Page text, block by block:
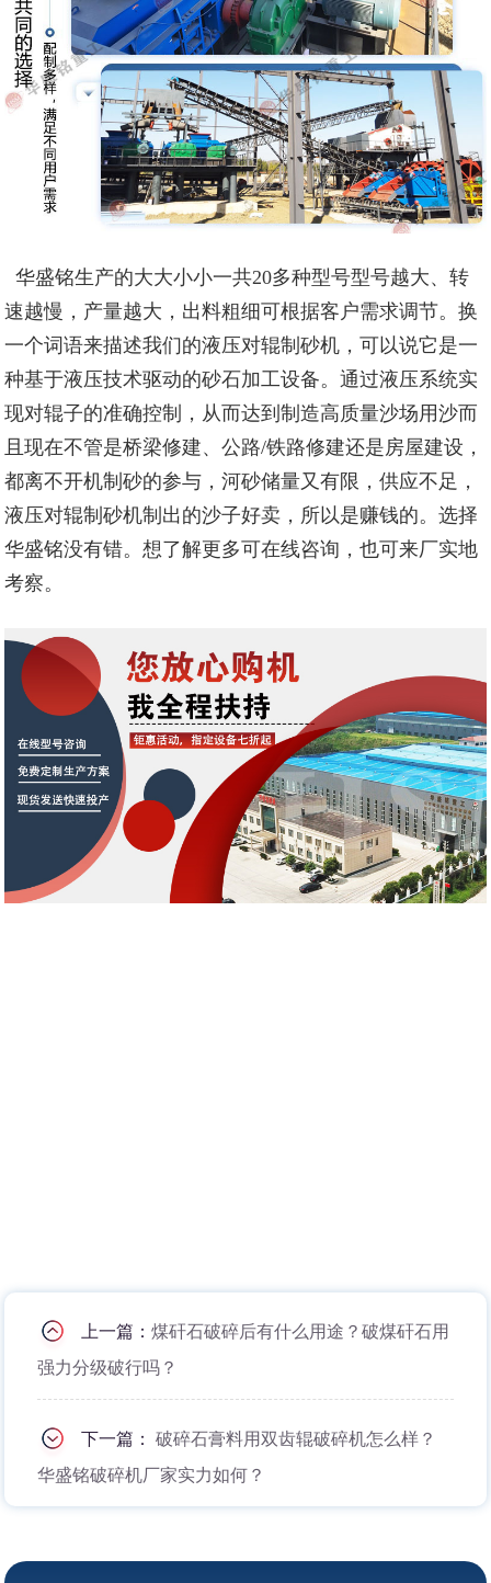
华盛铭生产的大大小小一共20多种型号型号越大、转
速越慢，产量越大，出料粗细可根据客户需求调节。换
一个词语来描述我们的液压对辊制砂机，可以说它是一
种基于液压技术驱动的砂石加工设备。通过液压系统实
现对辊子的准确控制，从而达到制造高质量沙场用沙而
且现在不管是桥梁修建、公路/铁路修建还是房屋建设，
都离不开机制砂的参与，河砂储量又有限，供应不足，
液压对辊制砂机制出的沙子好卖，所以是赚钱的。选择
华盛铭没有错。想了解更多可在线咨询，也可来厂实地
考察。
上一篇：煤矸石破碎后有什么用途？破煤矸石用
强力分级破行吗？
下一篇：破碎石膏料用双齿辊破碎机怎么样？
华盛铭破碎机厂家实力如何？